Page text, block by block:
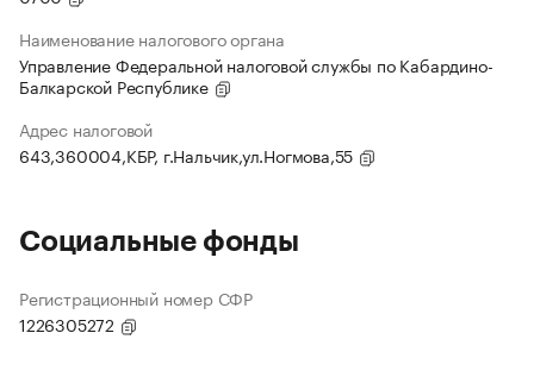
Наименование налогового органа
Управление Федеральной налоговой службы по Кабардино-
Балкарской Республике
Адрес налоговой
643,360004,КБР, г.Нальчик,ул.Ногмова,55
Социальные фонды
Регистрационный номер СФР
1226305272